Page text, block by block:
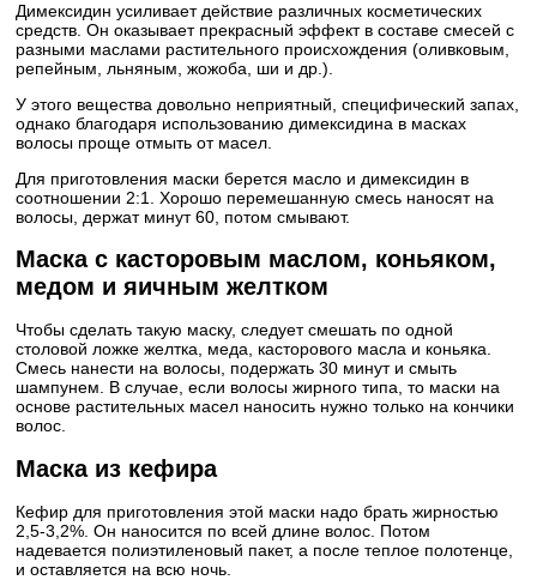
Димексидин усиливает действие различных косметических
средств. Он оказывает прекрасный эффект в составе смесей с
разными маслами растительного происхождения (оливковым,
репейным, льняным, жожоба, ши и др.).
У этого вещества довольно неприятный, специфический запах,
однако благодаря использованию димексидина в масках
волосы проще отмыть от масел.
Для приготовления маски берется масло и димексидин в
соотношении 2:1. Хорошо перемешанную смесь наносят на
волосы, держат минут 60, потом смывают.
Маска с касторовым маслом, коньяком,
медом и яичным желтком
Чтобы сделать такую маску, следует смешать по одной
столовой ложке желтка, меда, касторового масла и коньяка.
Смесь нанести на волосы, подержать 30 минут и смыть
шампунем. В случае, если волосы жирного типа, то маски на
основе растительных масел наносить нужно только на кончики
волос.
Маска из кефира
Кефир для приготовления этой маски надо брать жирностью
2,5-3,2%. Он наносится по всей длине волос. Потом
надевается полиэтиленовый пакет, а после теплое полотенце,
и оставляется на всю ночь.